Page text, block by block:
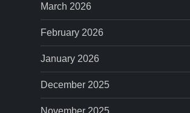
i
o
n
March 2026
February 2026
January 2026
December 2025
November 2025